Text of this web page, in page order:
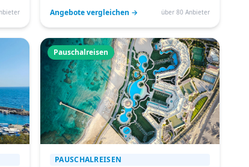
Angebote vergleichen →
über 80 Anbieter
Pauschalreisen
PAUSCHALREISEN